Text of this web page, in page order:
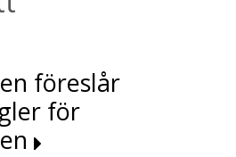
föreslår
för